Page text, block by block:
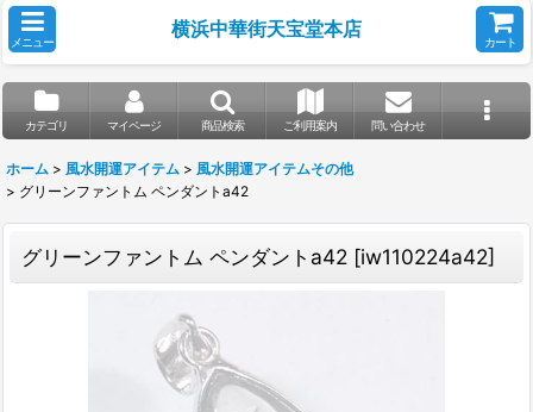
メニュー
横浜中華街天宝堂本店
カート
カテゴリ マイページ 商品検索 ご利用案内 問い合わせ
ホーム > 風水開運アイテム > 風水開運アイテムその他
> グリーンファントム ペンダントa42
グリーンファントム ペンダントa42 [iw110224a42]